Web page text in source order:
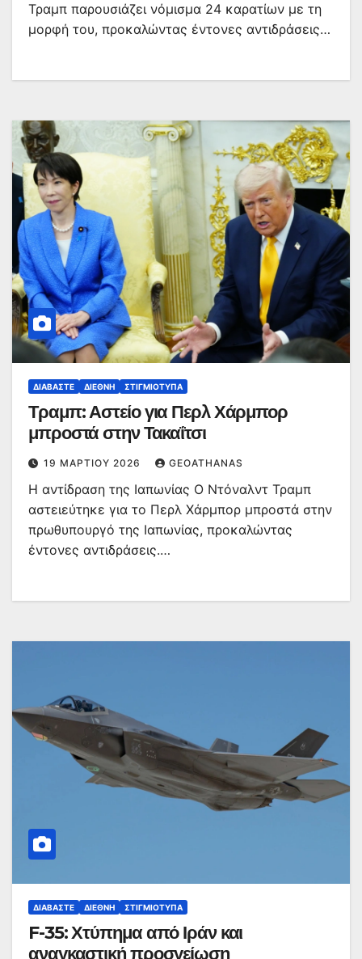
Τραμπ παρουσιάζει νόμισμα 24 καρατίων με τη
μορφή του, προκαλώντας έντονες αντιδράσεις…
ΔΙΑΒΆΣΤΕ ΔΙΕΘΝΉ ΣΤΙΓΜΙΌΤΥΠΑ
Τραμπ: Αστείο για Περλ Χάρμπορ
μπροστά στην Τακαΐτσι
19 ΜΑΡΤΊΟΥ 2026 GEOATHANAS
Η αντίδραση της Ιαπωνίας Ο Ντόναλντ Τραμπ
αστειεύτηκε για το Περλ Χάρμπορ μπροστά στην
πρωθυπουργό της Ιαπωνίας, προκαλώντας
έντονες αντιδράσεις.…
ΔΙΑΒΆΣΤΕ ΔΙΕΘΝΉ ΣΤΙΓΜΙΌΤΥΠΑ
F-35: Χτύπημα από Ιράν και
αναγκαστική προσγείωση